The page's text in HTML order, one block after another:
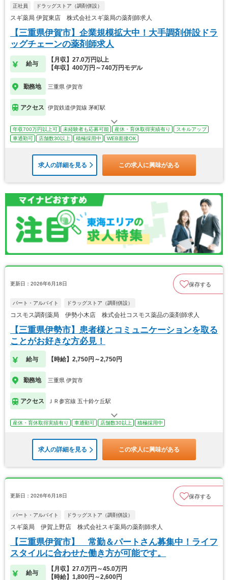
正社員 ドラッグストア（調剤併設）
スギ薬局 伊賀東店 株式会社スギ薬局の薬剤師求人
【三重県伊賀市】企業規模拡大中！大手調剤併設ドラ
ッグチェーンの薬剤師求人
給与
【月収】27.0万円以上
【年収】400万円～740万円モデル
勤務地 三重県 伊賀市
アクセス 伊賀鉄道伊賀線 茅町駅
年収700万円以上可 未経験者も応募可能 産休・育休取得実績有り
スキルアップ
車通勤可
店舗数30以上 積極採用中 WEB面接OK
求人の詳細を見る この求人に興味がある
更新日：2026年6月18日 保存する
パート・アルバイト ドラッグストア（調剤併設）
コスモス調剤薬局 伊勢小木店 株式会社コスモス薬品の薬剤師求人
【三重県伊勢市】患者様とコミュニケーションを取る
ことがお好きな方必見！
給与 【時給】2,750円～2,750円
勤務地 三重県 伊賀市
アクセス ＪＲ参宮線 五十鈴ケ丘駅
産休・育休取得実績有り 車通勤可 店舗数30以上 積極採用中
求人の詳細を見る この求人に興味がある
更新日：2026年6月18日 保存する
パート・アルバイト ドラッグストア（調剤併設）
スギ薬局 伊賀上野店 株式会社スギ薬局の薬剤師求人
【三重県伊賀市】 常勤＆パートさん募集中！ライフ
スタイルに合わせた働き方が可能です。
給与
【月収】27.0万円～45.0万円
【時給】1,800円～2,600円